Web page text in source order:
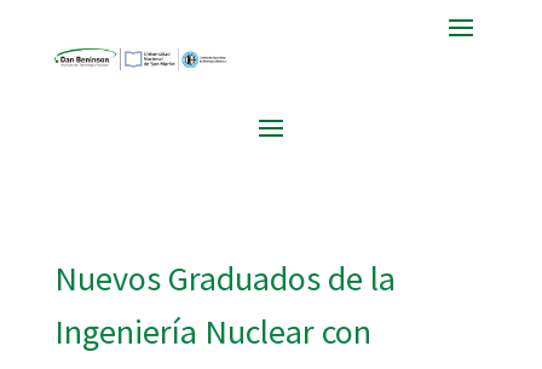
Nuevos Graduados de la
Ingeniería Nuclear con